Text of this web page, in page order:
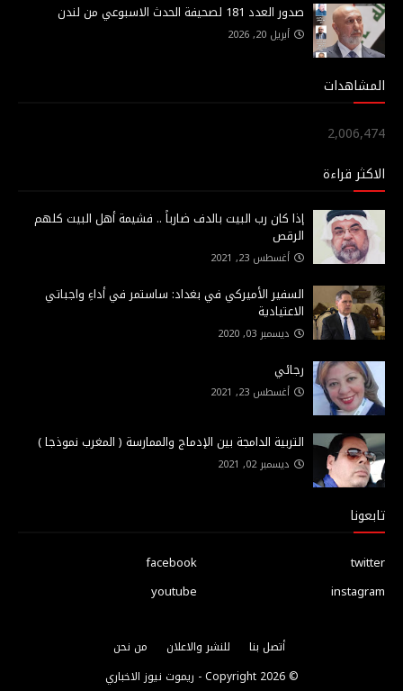
صدور العدد 181 لصحيفة الحدث الاسبوعي من لندن
أبريل 20, 2026
المشاهدات
2,006,474
الاكثر قراءة
إذا كان رب البيت بالدف ضارباً .. فشيمة أهل البيت كلهم
الرقص
أغسطس 23, 2021
السفير الأميركي في بغداد: ساستمر في أداءِ واجباتي
الاعتيادية
ديسمبر 03, 2020
رجائي
أغسطس 23, 2021
التربية الدامجة بين الإدماج والممارسة ( المغرب نموذجا )
ديسمبر 02, 2021
تابعونا
facebook
twitter
youtube
instagram
أتصل بنا للنشر والاعلان
من نحن
© Copyright
2026 - ريموت نيوز الاخباري